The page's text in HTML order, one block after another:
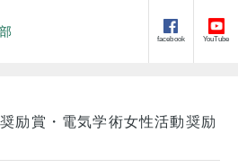
facebook YouTube
励賞・電気学術女性活動奨励